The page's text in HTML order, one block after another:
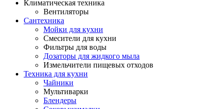
Климатическая техника
Вентиляторы
Сантехника
Мойки для кухни
Смесители для кухни
Фильтры для воды
Дозаторы для жидкого мыла
Измельчители пищевых отходов
Техника для кухни
Чайники
Мультиварки
Блендеры